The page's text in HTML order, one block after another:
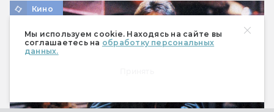
Мы используем cookie. Находясь на сайте вы
соглашаетесь на обработку персональных
данных.
Кино